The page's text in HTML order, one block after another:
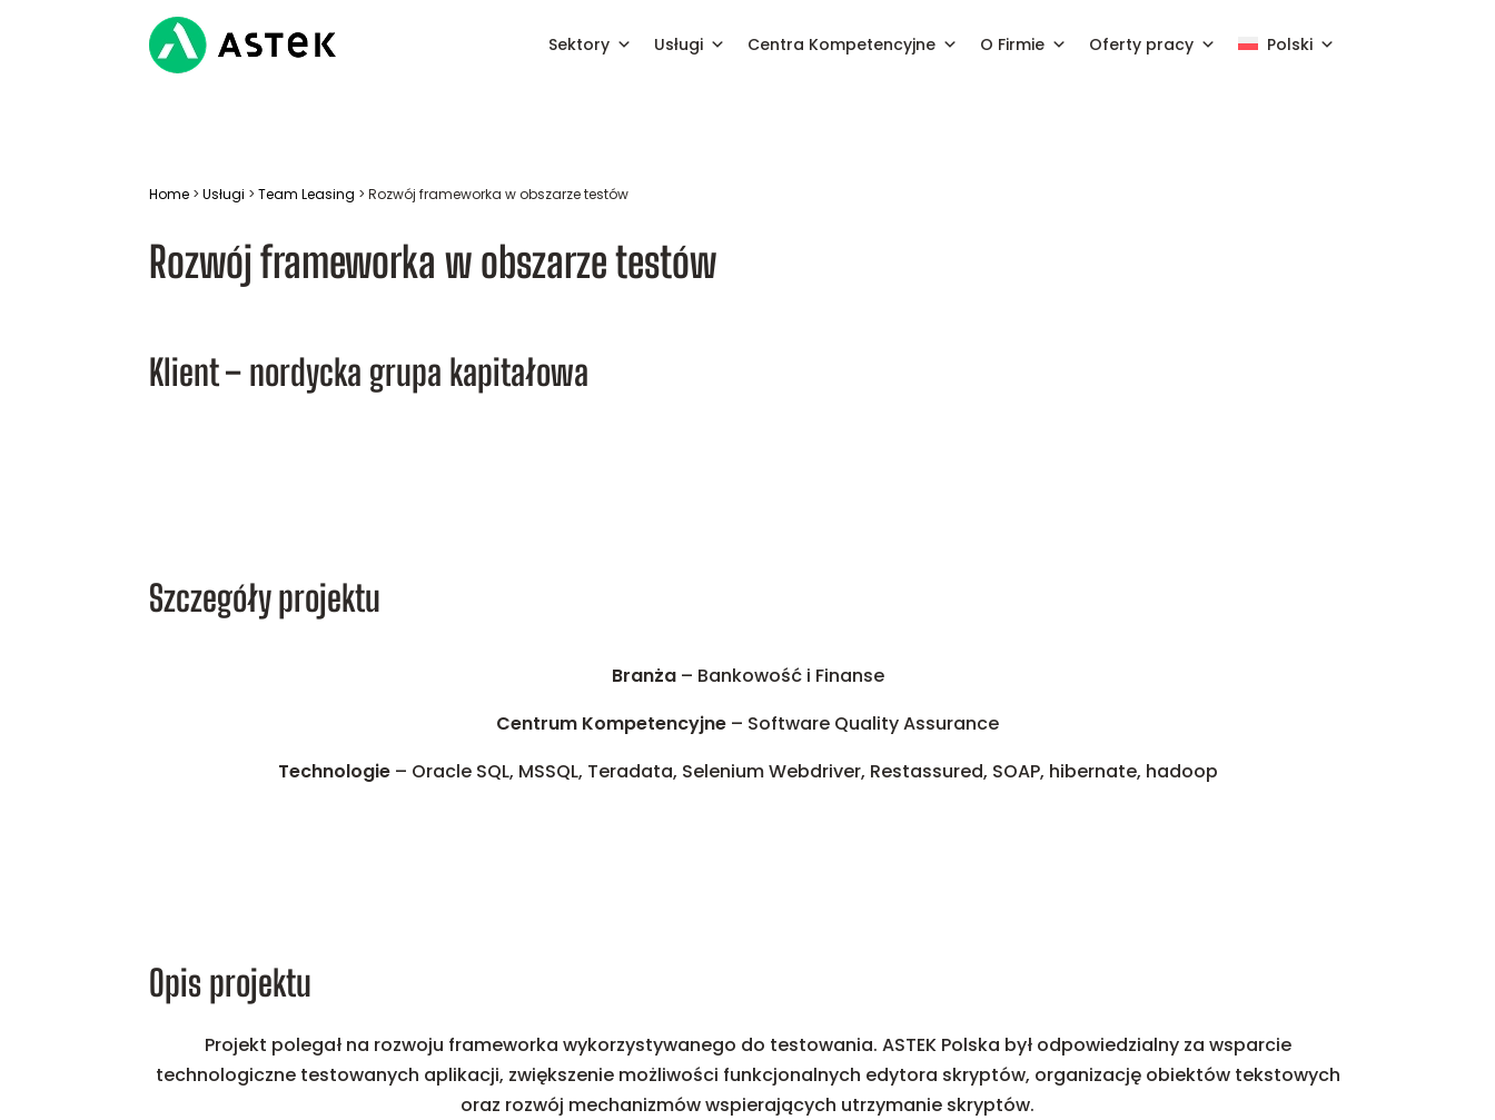
Sektory Usługi Centra Kompetencyjne O Firmie Oferty pracy Polski
Home >Usługi >Team Leasing >Rozwój frameworka w obszarze testów
Rozwój frameworka w obszarze testów
Klient – nordycka grupa kapitałowa
Szczegóły projektu
Branża – Bankowość i Finanse
Centrum Kompetencyjne – Software Quality Assurance
Technologie – Oracle SQL, MSSQL, Teradata, Selenium Webdriver, Restassured, SOAP, hibernate, hadoop
Opis projektu
Projekt polegał na rozwoju frameworka wykorzystywanego do testowania. ASTEK Polska był odpowiedzialny za wsparcie
technologiczne testowanych aplikacji, zwiększenie możliwości funkcjonalnych edytora skryptów, organizację obiektów tekstowych
oraz rozwój mechanizmów wspierających utrzymanie skryptów.